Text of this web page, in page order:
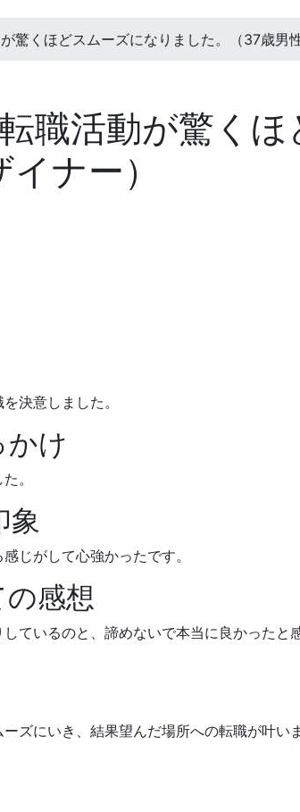
驚くほどスムーズになりました。（37歳男
職活動が驚く
ナー）
決意しました。
かけ
。
象
じがして心強かったです。
感想
ているのと、諦めないで本当に良かったと
ズにいき、結果望んだ場所への転職が叶いま